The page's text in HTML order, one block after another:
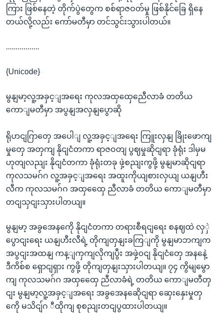
ကြား ဖြစ်နေတဲ့ တိုက်ပွဲတွေက စစ်ရာဇဝတ်မှု ဖြစ်နိုင်ခြေ ရှိနေ
တယ်လို့လည်း ကော်မတီမှာ တင်သွင်းသွားပါတယ်။
.................
{Unicode}
မွနျမာ့လူ့အခှင့ျအရေး ကုလအထှထှေညေီလာခံ တတိယ
ကောျမတီမှာ အပွနျအလှနျပွောဆို
ရိုဟငျဂြာတှေ အပေါျ လူ့အခှင့ျအရေး ကြူးလှနျ ခြိုးဖောကျ
မှုတှေ အတှကျ နိုငျငံတကာ ရာဇဝတျ ပွဈမှုဆိုငျရာ ခုံရုံး ဒါမှမ
ဟုတျလညျး နိုငျငံတကာ ခုံရုံးတခု ဖှဲ့စညျးကွဖို့ မွနျမာဆိုငျရာ
ကုလသမဂ်ဂ လူ့အခှင့ျအရေး အထူးကိုယျစားလှယျ ယနျဟီး
လီက ကုလသမဂ်ဂ အထှထှေေ ညီလာခံ တတိယ ကောျမတီမှာ
တငျသှငျးသှားပါတယျ။
မွနျမာ့ အခွအေနကေို နိုငျငံတကာ တရားစီရငျရေး စနဈထဲ လှှဲ
ပွောငျးရေး ယနျဟီးလီရဲ့ တိုကျတှနျးခကြျကို မွနျမာဘကျက
အပွငျးအထနျ ကန့ျကှကျလိုကျပွီး အဖှဲ့ဝငျ နိုငျငံတှေ အနနေဲ့
ဒီကိစ်စ ရှောငျရှား ကွဖို့ တိုကျတှနျးသှားပါတယျ။ ၇၄ ကွိမျမွော
ကျ ကုလသမဂ်ဂ အထှထှေေ ညီလာခံရဲ့ တတိယ ကောျမတီတှ
ငျး မွနျမာ့လူ့အခှင့ျအရေး အခွအေနဆေိုငျရာ ဆှေးနှေးမှုတှ
ကေို မသိငျ်ဂ ီထိုကျ စုစညျးတငျပွထားပါတယျ။